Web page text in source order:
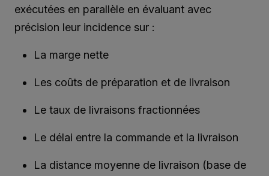
exécutées en parallèle en évaluant avec
précision leur incidence sur :
La marge nette
Les coûts de préparation et de livraison
Le taux de livraisons fractionnées
Le délai entre la commande et la livraison
La distance moyenne de livraison (base de